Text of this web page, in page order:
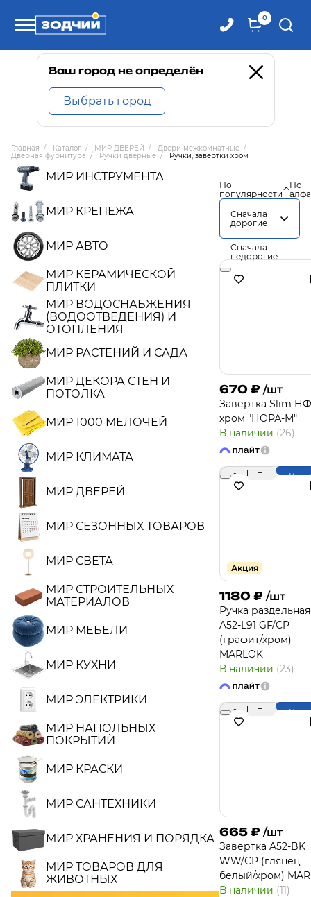
0
Телефоны
8 800 100-71-71
8 (4242) 30-00-27
8 (4242) 30-00-72
Ваш город не определён
Выбрать город
Главная / Каталог / МИР ДВЕРЕЙ / Двери межкомнатные /
Дверная фурнитура / Ручки дверные / Ручки, завертки хром
МИР ИНСТРУМЕНТА
МИР КРЕПЕЖА
МИР АВТО
МИР КЕРАМИЧЕСКОЙ
ПЛИТКИ
МИР ВОДОСНАБЖЕНИЯ
(ВОДООТВЕДЕНИЯ) И
ОТОПЛЕНИЯ
МИР РАСТЕНИЙ И САДА
МИР ДЕКОРА СТЕН И
ПОТОЛКА
МИР 1000 МЕЛОЧЕЙ
МИР КЛИМАТА
МИР ДВЕРЕЙ
МИР СЕЗОННЫХ ТОВАРОВ
МИР СВЕТА
МИР СТРОИТЕЛЬНЫХ
МАТЕРИАЛОВ
МИР МЕБЕЛИ
МИР КУХНИ
МИР ЭЛЕКТРИКИ
МИР НАПОЛЬНЫХ
ПОКРЫТИЙ
МИР КРАСКИ
МИР САНТЕХНИКИ
МИР ХРАНЕНИЯ И ПОРЯДКА
МИР ТОВАРОВ ДЛЯ
ЖИВОТНЫХ
По
популярности
По
Сначала
дорогие
Сначала
недорогие
670 ₽ /шт
Завертка Slim
хром "НОРА-М"
В наличии (26)
- 1 +
Акция
1180 ₽ /шт
Ручка раздельная
A52-L91 GF/CP
(графит/хром)
MARLOK
В наличии (23)
- 1 +
665 ₽ /шт
Завертка A52-BK
WW/CP (глянец
белый/хром)
В наличии (11)